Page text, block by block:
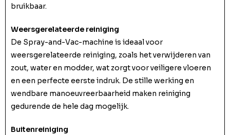
bruikbaar.
Weersgerelateerde reiniging
De Spray-and-Vac-machine is ideaal voor
weersgerelateerde reiniging, zoals het verwijderen van
zout, water en modder, wat zorgt voor veiligere vloeren
en een perfecte eerste indruk. De stille werking en
wendbare manoeuvreerbaarheid maken reiniging
gedurende de hele dag mogelijk.
Buitenreiniging